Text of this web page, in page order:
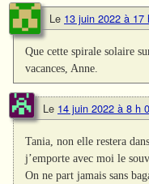
Le 13 juin 2022 à 17
Que cette spirale solaire
vacances, Anne.
Le 14 juin 2022 à 8 h
Tania, non elle restera
j’emporte avec moi le
On ne part jamais sans